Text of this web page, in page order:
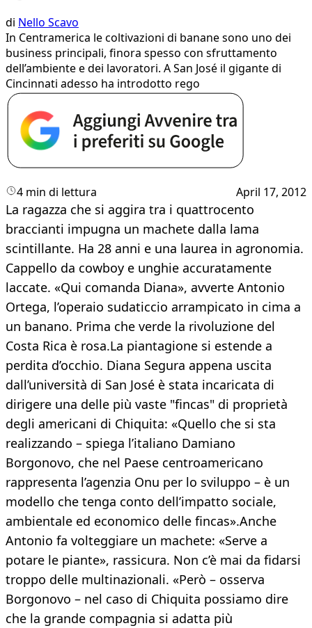
di Nello Scavo
In Centramerica le coltivazioni di banane sono uno dei
business principali, finora spesso con sfruttamento
dell’ambiente e dei lavoratori. A San José il gigante di
Cincinnati adesso ha introdotto rego
4 min di lettura April 17, 2012
​La ragazza che si aggira tra i quattrocento
braccianti impugna un machete dalla lama
scintillante. Ha 28 anni e una laurea in agronomia.
Cappello da cowboy e unghie accuratamente
laccate. «Qui comanda Diana», avverte Antonio
Ortega, l’operaio sudaticcio arrampicato in cima a
un banano. Prima che verde la rivoluzione del
Costa Rica è rosa.La piantagione si estende a
perdita d’occhio. Diana Segura appena uscita
dall’università di San José è stata incaricata di
dirigere una delle più vaste "fincas" di proprietà
degli americani di Chiquita: «Quello che si sta
realizzando – spiega l’italiano Damiano
Borgonovo, che nel Paese centroamericano
rappresenta l’agenzia Onu per lo sviluppo – è un
modello che tenga conto dell’impatto sociale,
ambientale ed economico delle fincas».Anche
Antonio fa volteggiare un machete: «Serve a
potare le piante», rassicura. Non c’è mai da fidarsi
troppo delle multinazionali. «Però – osserva
Borgonovo – nel caso di Chiquita possiamo dire
che la grande compagnia si adatta più